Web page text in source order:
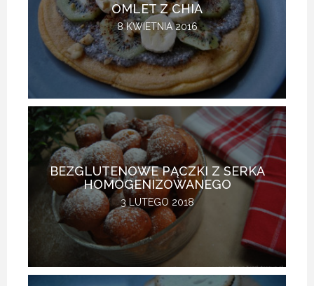
OMLET Z CHIA
8 KWIETNIA 2016
BEZGLUTENOWE PĄCZKI Z SERKA
HOMOGENIZOWANEGO
3 LUTEGO 2018